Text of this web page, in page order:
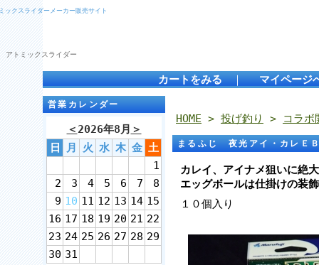
ックスライダーメーカー販売サイト
トミックスライダー
カートをみる ｜ マイページ
営業カレンダー
＜2026年8月 ＞
日
月 火 水 木 金 土
1
2
3 4 5 6 7
8
9 10 11 12 13 14 15
16 17 18 19 20 21 22
23 24 25 26 27 28 29
30 31
HOME > 投げ釣り > コラボ
まるふじ 夜光アイ・カレ
カレイ、アイナメ狙いに絶
エッグボールは仕掛けの装
１０個入り